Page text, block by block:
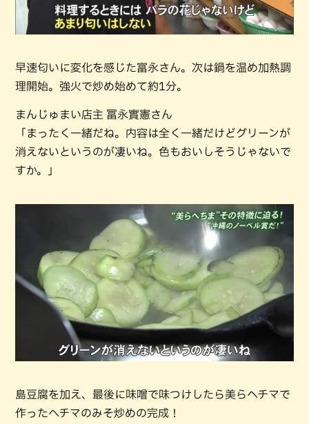
早速匂いに変化を感じた富永さん。次は鍋を温め加熱調
理開始。強火で炒め始めて約1分。
まんじゅまい店主 冨永實憲さん
「まったく一緒だね。内容は全く一緒だけどグリーンが
消えないというのが凄いね。色もおいしそうじゃないで
すか。」
島豆腐を加え、最後に味噌で味つけしたら美らヘチマで
作ったヘチマのみそ炒めの完成！